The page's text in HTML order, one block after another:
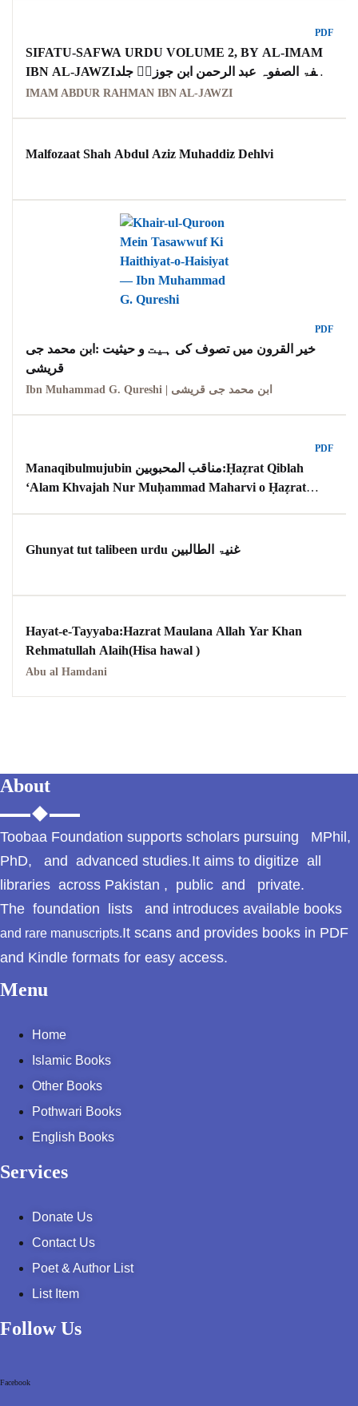
PDF
SIFATU-SAFWA URDU VOLUME 2, BY AL-IMAM
IBN AL-JAWZIصفۃ الصفوہ عبد الرحمن ابن جوزیؒ جلد
دوم اردو
IMAM ABDUR RAHMAN IBN AL-JAWZI
Malfozaat Shah Abdul Aziz Muhaddiz Dehlvi
PDF
خیر القرون میں تصوف کی ہیت و حیثیت :ابن محمد جی
قریشی
Ibn Muhammad G. Qureshi | ابن محمد جی قریشی
PDF
Manaqibulmujubin مناقب المحبوبین:Ḥaẓrat Qiblah
ʻAlam Khvajah Nur Muḥammad Maharvi o Ḥaẓrat
Ghunyat tut talibeen urdu غنیۃ الطالبین
Hayat-e-Tayyaba:Hazrat Maulana Allah Yar Khan
Rehmatullah Alaih(Hisa hawal )
Abu al Hamdani
About
Toobaa Foundation supports scholars pursuing MPhil,
PhD, and advanced studies.It aims to digitize all
libraries across Pakistan , public and private.
The foundation lists and introduces available books
and rare manuscripts.It scans and provides books in PDF
and Kindle formats for easy access.
Menu
Home
Islamic Books
Other Books
Pothwari Books
English Books
Services
Donate Us
Contact Us
Poet & Author List
List Item
Follow Us
Facebook